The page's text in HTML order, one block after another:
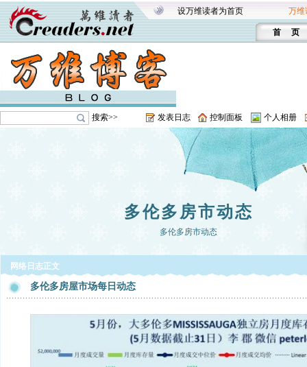
设万维读者为首页 万维
首 页
搜索>> 发表日志 控制面板 个人相册
多伦多房市动态
多伦多房市动态
网络日志正文
多伦多房屋市场每日动态